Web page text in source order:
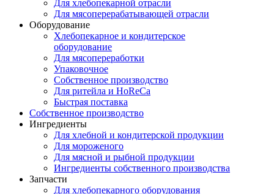
Для хлебопекарной отрасли
Для мясоперерабатывающей отрасли
Оборудование
Хлебопекарное и кондитерское
оборудование
Для мясопереработки
Упаковочное
Собственное производство
Для ритейла и HoReCa
Быстрая поставка
Собственное производство
Ингредиенты
Для хлебной и кондитерской продукции
Для мороженого
Для мясной и рыбной продукции
Ингредиенты собственного производства
Запчасти
Для хлебопекарного оборудования